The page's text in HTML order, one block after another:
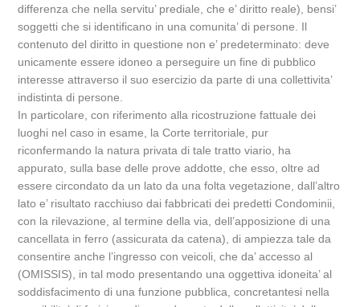
differenza che nella servitu’ prediale, che e’ diritto reale), bensi’
soggetti che si identificano in una comunita’ di persone. Il
contenuto del diritto in questione non e’ predeterminato: deve
unicamente essere idoneo a perseguire un fine di pubblico
interesse attraverso il suo esercizio da parte di una collettivita’
indistinta di persone.
In particolare, con riferimento alla ricostruzione fattuale dei
luoghi nel caso in esame, la Corte territoriale, pur
riconfermando la natura privata di tale tratto viario, ha
appurato, sulla base delle prove addotte, che esso, oltre ad
essere circondato da un lato da una folta vegetazione, dall’altro
lato e’ risultato racchiuso dai fabbricati dei predetti Condominii,
con la rilevazione, al termine della via, dell’apposizione di una
cancellata in ferro (assicurata da catena), di ampiezza tale da
consentire anche l’ingresso con veicoli, che da’ accesso al
(OMISSIS), in tal modo presentando una oggettiva idoneita’ al
soddisfacimento di una funzione pubblica, concretantesi nella